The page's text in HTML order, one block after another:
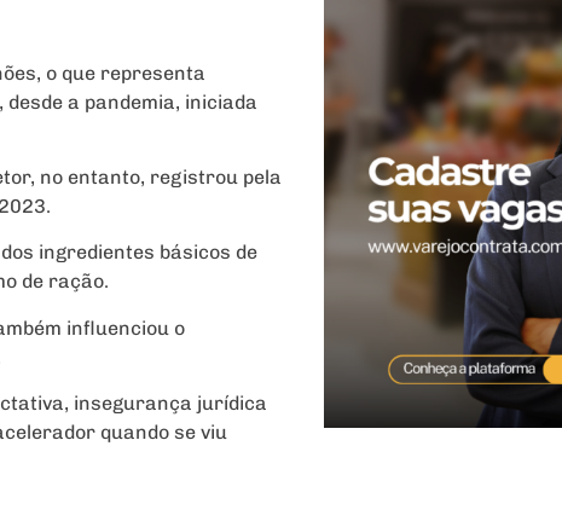
o que representa
a pandemia, iniciada
no entanto, registrou pela
ingredientes básicos de
de ração.
influenciou o
insegurança jurídica
quando se viu